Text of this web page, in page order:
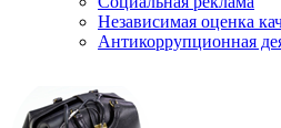
Независимая оценка
Антикоррупционная